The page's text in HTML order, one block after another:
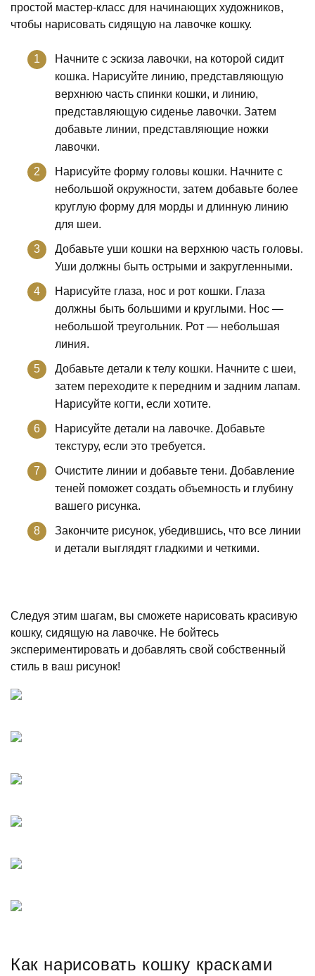
простой мастер-класс для начинающих художников,
чтобы нарисовать сидящую на лавочке кошку.
Начните с эскиза лавочки, на которой сидит
кошка. Нарисуйте линию, представляющую
верхнюю часть спинки кошки, и линию,
представляющую сиденье лавочки. Затем
добавьте линии, представляющие ножки
лавочки.
Нарисуйте форму головы кошки. Начните с
небольшой окружности, затем добавьте более
круглую форму для морды и длинную линию
для шеи.
Добавьте уши кошки на верхнюю часть головы.
Уши должны быть острыми и закругленными.
Нарисуйте глаза, нос и рот кошки. Глаза
должны быть большими и круглыми. Нос —
небольшой треугольник. Рот — небольшая
линия.
Добавьте детали к телу кошки. Начните с шеи,
затем переходите к передним и задним лапам.
Нарисуйте когти, если хотите.
Нарисуйте детали на лавочке. Добавьте
текстуру, если это требуется.
Очистите линии и добавьте тени. Добавление
теней поможет создать объемность и глубину
вашего рисунка.
Закончите рисунок, убедившись, что все линии
и детали выглядят гладкими и четкими.
Следуя этим шагам, вы сможете нарисовать красивую
кошку, сидящую на лавочке. Не бойтесь
экспериментировать и добавлять свой собственный
стиль в ваш рисунок!
Как нарисовать кошку красками